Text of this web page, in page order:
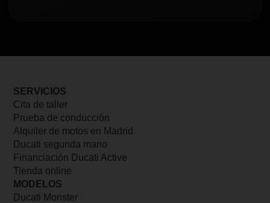
SERVICIOS
Cita de taller
Prueba de conducción
Alquiler de motos en Madrid
Ducati segunda mano
Financiación Ducati Active
Tienda online
MODELOS
Ducati Monster